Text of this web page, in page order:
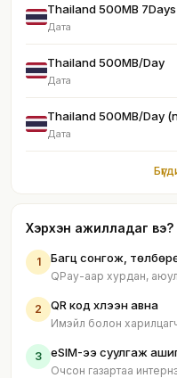
Thailand 500MB 7Days
Дата
Thailand 500MB/Day
Дата
Thailand 500MB/Day
Дата
Хэрхэн ажилладаг вэ?
1 Багц сонгож,
QPay-аар хурдан,
2 QR код хүлээн авна
Имэйл болон
3 eSIM-ээ суулгаж
Очсон газартаа